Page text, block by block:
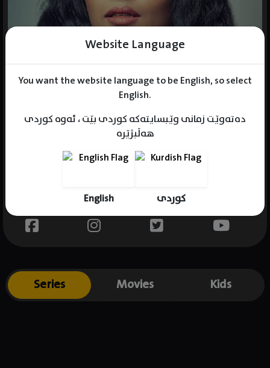
Website Language
You want the website language to be English, so select
English.
دەتەوێت زمانی وێبسایتەکە کوردی بێت ، ئەوە کوردی
هەڵبژێرە
English کوردی
Gender : female
Place of birth : India
Series Movies Kids